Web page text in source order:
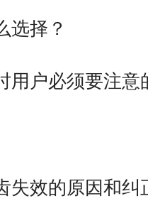
选择？
用户必须要注
失效的原因和